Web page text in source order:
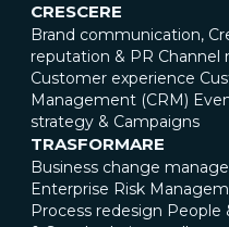
CRESCERE
Brand communication,
reputation & PR Channel
Customer experience
Management (CRM)
strategy & Campaigns
TRASFORMARE
Business change
Enterprise Risk
Process redesign People